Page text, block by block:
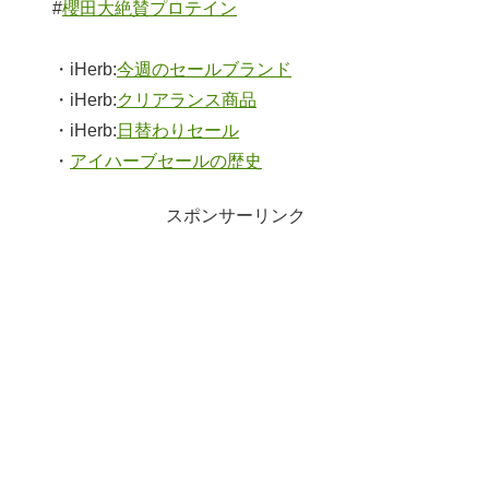
#櫻田大絶賛プロテイン
・iHerb:今週のセールブランド
・iHerb:クリアランス商品
・iHerb: 日替わりセール
・ アイハーブセールの歴史
スポンサーリンク